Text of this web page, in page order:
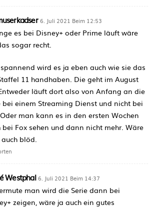
6. Juli 2021 Beim 12:53
es bei Disney+ oder Prime läuft wäre
sogar recht.
spannend wird es ja eben auch wie sie das
11 handhaben. Die geht im August
läuft dort also von Anfang an die
bei einem Streaming Dienst und nicht bei
man kann es in den ersten Wochen
bei Fox sehen und dann nicht mehr. Wäre
blöd.
Westphal 6. Juli 2021 Beim 14:37
man wird die Serie dann bei
zeigen, wäre ja auch ein gutes